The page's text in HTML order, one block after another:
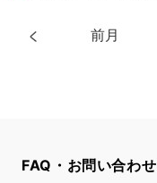
前月
FAQ・お問い合わせ